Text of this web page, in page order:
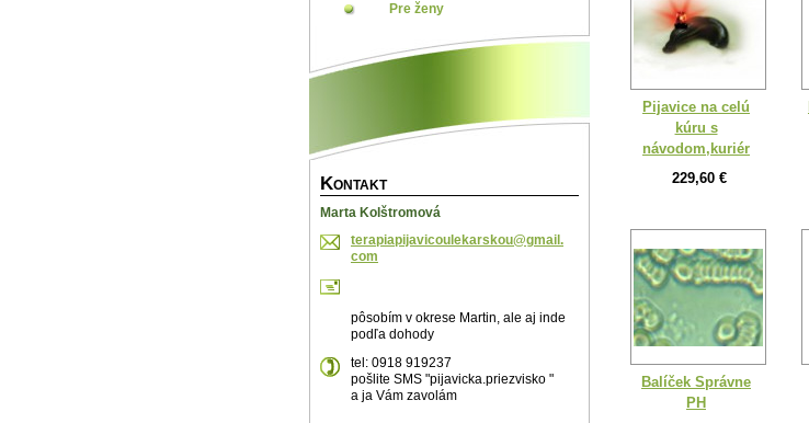
Pijavice na celú
kúru s
návodom,kuriér
229,60 €
Balíček Správne
PH
Pre ženy
KONTAKT
Marta Kolštromová
terapiapijavicou lekarskou@gmail.
com
pôsobím v okrese Martin, ale aj inde
podľa dohody
tel: 0918 919237
pošlite SMS "pijavicka.priezvisko "
a ja Vám zavolám